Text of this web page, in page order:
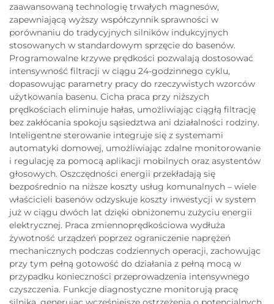
zaawansowaną technologię trwałych magnesów,
zapewniającą wyższy współczynnik sprawności w
porównaniu do tradycyjnych silników indukcyjnych
stosowanych w standardowym sprzęcie do basenów.
Programowalne krzywe prędkości pozwalają dostosować
intensywność filtracji w ciągu 24-godzinnego cyklu,
dopasowując parametry pracy do rzeczywistych wzorców
użytkowania basenu. Cicha praca przy niższych
prędkościach eliminuje hałas, umożliwiając ciągłą filtrację
bez zakłócania spokoju sąsiedztwa ani działalności rodziny.
Inteligentne sterowanie integruje się z systemami
automatyki domowej, umożliwiając zdalne monitorowanie
i regulację za pomocą aplikacji mobilnych oraz asystentów
głosowych. Oszczędności energii przekładają się
bezpośrednio na niższe koszty usług komunalnych – wiele
właścicieli basenów odzyskuje koszty inwestycji w system
już w ciągu dwóch lat dzięki obniżonemu zużyciu energii
elektrycznej. Praca zmiennoprędkościowa wydłuża
żywotność urządzeń poprzez ograniczenie naprężeń
mechanicznych podczas codziennych operacji, zachowując
przy tym pełną gotowość do działania z pełną mocą w
przypadku konieczności przeprowadzenia intensywnego
czyszczenia. Funkcje diagnostyczne monitorują pracę